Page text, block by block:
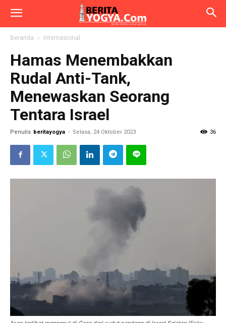
Beranda Internasional
Hamas Menembakkan
Rudal Anti-Tank,
Menewaskan Seorang
Tentara Israel
Penulis beritayogya - Selasa, 24 Oktober 2023 36